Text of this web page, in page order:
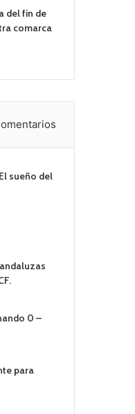
del fin de
comarca
sueño del
0 –
para